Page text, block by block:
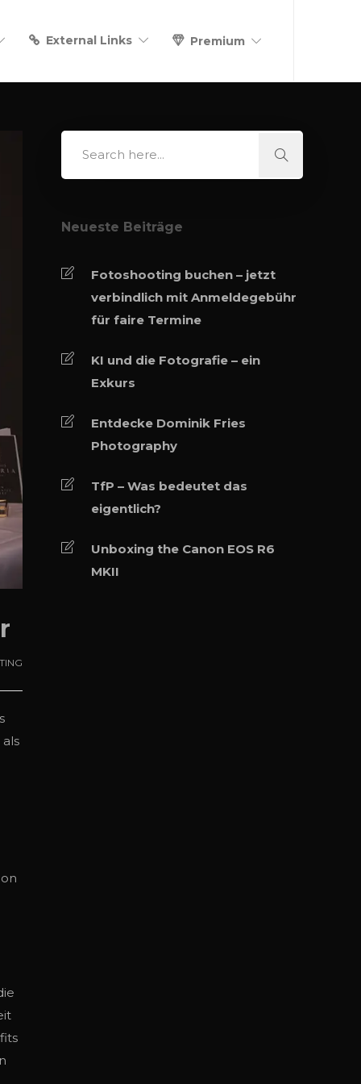
External Links Premium
Neueste Beiträge
Fotoshooting buchen – jetzt
verbindlich mit Anmeldegebühr
für faire Termine
KI und die Fotografie – ein
Exkurs
Entdecke Dominik Fries
Photography
TfP – Was bedeutet das
eigentlich?
Unboxing the Canon EOS R6
MKII